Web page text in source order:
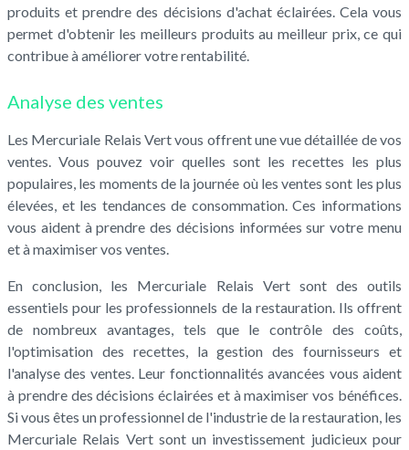
produits et prendre des décisions d'achat éclairées. Cela vous
permet d'obtenir les meilleurs produits au meilleur prix, ce qui
contribue à améliorer votre rentabilité.
Analyse des ventes
Les Mercuriale Relais Vert vous offrent une vue détaillée de vos
ventes. Vous pouvez voir quelles sont les recettes les plus
populaires, les moments de la journée où les ventes sont les plus
élevées, et les tendances de consommation. Ces informations
vous aident à prendre des décisions informées sur votre menu
et à maximiser vos ventes.
En conclusion, les Mercuriale Relais Vert sont des outils
essentiels pour les professionnels de la restauration. Ils offrent
de nombreux avantages, tels que le contrôle des coûts,
l'optimisation des recettes, la gestion des fournisseurs et
l'analyse des ventes. Leur fonctionnalités avancées vous aident
à prendre des décisions éclairées et à maximiser vos bénéfices.
Si vous êtes un professionnel de l'industrie de la restauration, les
Mercuriale Relais Vert sont un investissement judicieux pour